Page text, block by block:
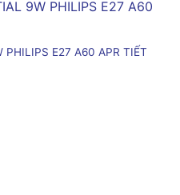
PHILIPS E27 A60 APR TIẾT